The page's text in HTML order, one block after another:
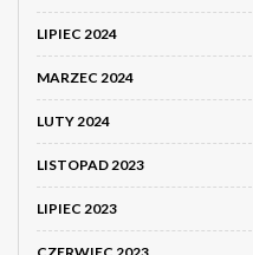
LIPIEC 2024
MARZEC 2024
LUTY 2024
LISTOPAD 2023
LIPIEC 2023
CZERWIEC 2023